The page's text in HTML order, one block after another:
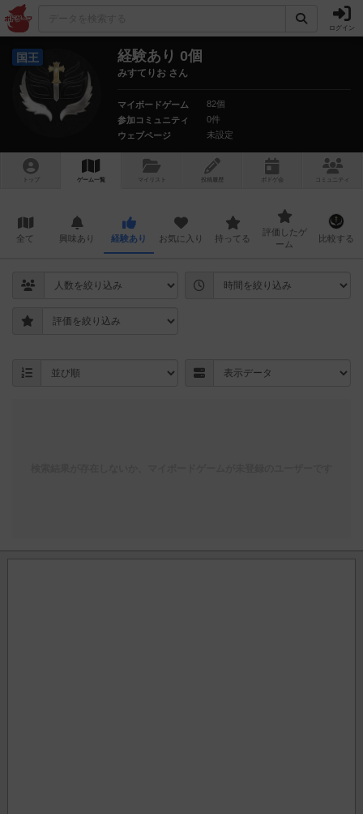
ログイン
国王 経験あり 0個
みすてりお さん
マイボードゲーム
82個
参加コミュニティ
0件
ウェブページ
未設定
トップ ゲーム一覧 マイリスト 投稿履歴 ボ ドゲ コミュニティ
全て 興味あり 経験あり お気に入り 持ってる
評価したゲ
ーム
比較する